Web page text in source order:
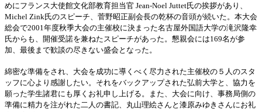
めにフランス大使館文化部教育担当官 Jean-Noel Juttet氏の挨拶があり、
Michel Zink氏のスピーチ、菅野昭正副会長の乾杯の音頭が続いた。本大会
総会で2001年度秋季大会の主催校に決まった名古屋外国語大学の滝沢隆幸
氏からも、開催受諾を兼ねたスピーチがあった。懇親会には169名が参
加、最後まで歓談の尽きない盛会となった。
綿密な準備をされ、大会を成功に導くべく尽力された主催校の５人のスタ
ッフに心より感謝したい。それをバックアップされた弘前大学と、協力を
願った学生諸君にも厚くお礼申し上げる。また、大会に向け、事務局側の
準備に精力を注がれた二人の書記、丸山理絵さんと漆原みゆきさんにお礼